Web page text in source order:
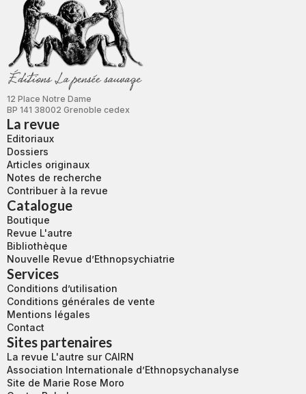
12 Place Notre Dame
BP 141 38002 Grenoble cedex
La revue
Editoriaux
Dossiers
Articles originaux
Notes de recherche
Contribuer à la revue
Catalogue
Boutique
Revue L'autre
Bibliothèque
Nouvelle Revue d’Ethnopsychiatrie
Services
Conditions d’utilisation
Conditions générales de vente
Mentions légales
Contact
Sites partenaires
La revue L'autre sur CAIRN
Association Internationale d’Ethnopsychanalyse
Site de Marie Rose Moro